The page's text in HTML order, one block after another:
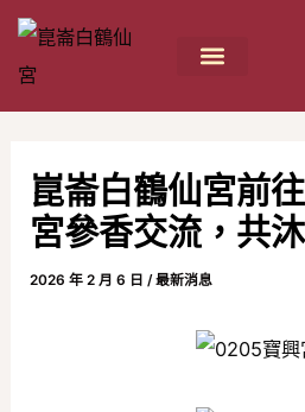
崑崙白鶴仙宮前
宮參香交流，共
2026 年 2 月 6 日/最新消息
Post